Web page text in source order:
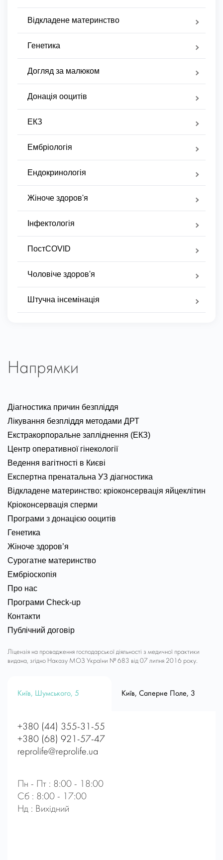
Відкладене материнство
Генетика
Догляд за малюком
Донація ооцитів
ЕКЗ
Ембріологія
Ендокринологія
Жіноче здоров'я
Інфектологія
ПостCOVID
Чоловіче здоров'я
Штучна інсемінація
Напрямки
Діагностика причин безпліддя
Лікування безпліддя методами ДРТ
Екстракорпоральне запліднення (ЕКЗ)
Центр оперативної гінекології
Ведення вагітності в Києві
Експертна пренатальна УЗ діагностика
Відкладене материнство: кріоконсервація яйцеклітин
Кріоконсервація сперми
Програми з донацією ооцитів
Генетика
Жіноче здоров’я
Сурогатне материнство
Ембріоскопія
Про нас
Програми Check-up
Контакти
Публічний договір
Ліцензія на провадження господарської діяльності з медичної практики
видана, згідно Наказу МОЗ України № 683 від 07 липня 2016 року.
Київ, Шумського, 5 Київ, Саперне Поле, 3
+380 (44) 355-31-55
+380 (68) 921-57-47
reprolife@reprolife.ua
Пн - Пт : 8:00 - 18:00
Сб : 8:00 - 17:00
Нд : Вихідний